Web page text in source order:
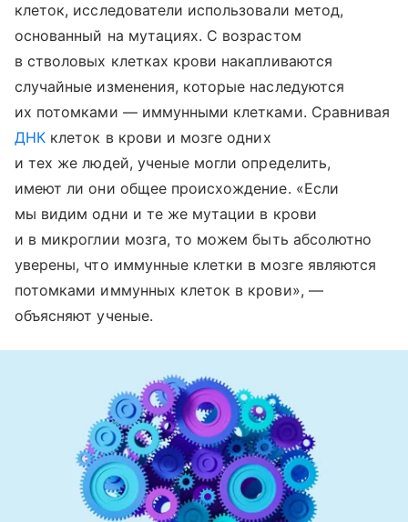
клеток, исследователи использовали метод,
основанный на мутациях. С возрастом
в стволовых клетках крови накапливаются
случайные изменения, которые наследуются
их потомками — иммунными клетками. Сравнивая
ДНК клеток в крови и мозге одних
и тех же людей, ученые могли определить,
имеют ли они общее происхождение. «Если
мы видим одни и те же мутации в крови
и в микроглии мозга, то можем быть абсолютно
уверены, что иммунные клетки в мозге являются
потомками иммунных клеток в крови», —
объясняют ученые.